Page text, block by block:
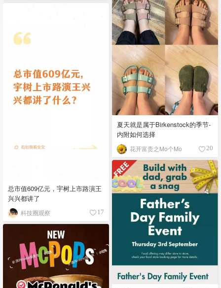
夏天就是属于Birkenstock的季节-
内附如何选择
花开富贵之Mo个Mo 20
总市值609亿元，宇树上市路演王
兴兴都讲了
科技圈观察 17